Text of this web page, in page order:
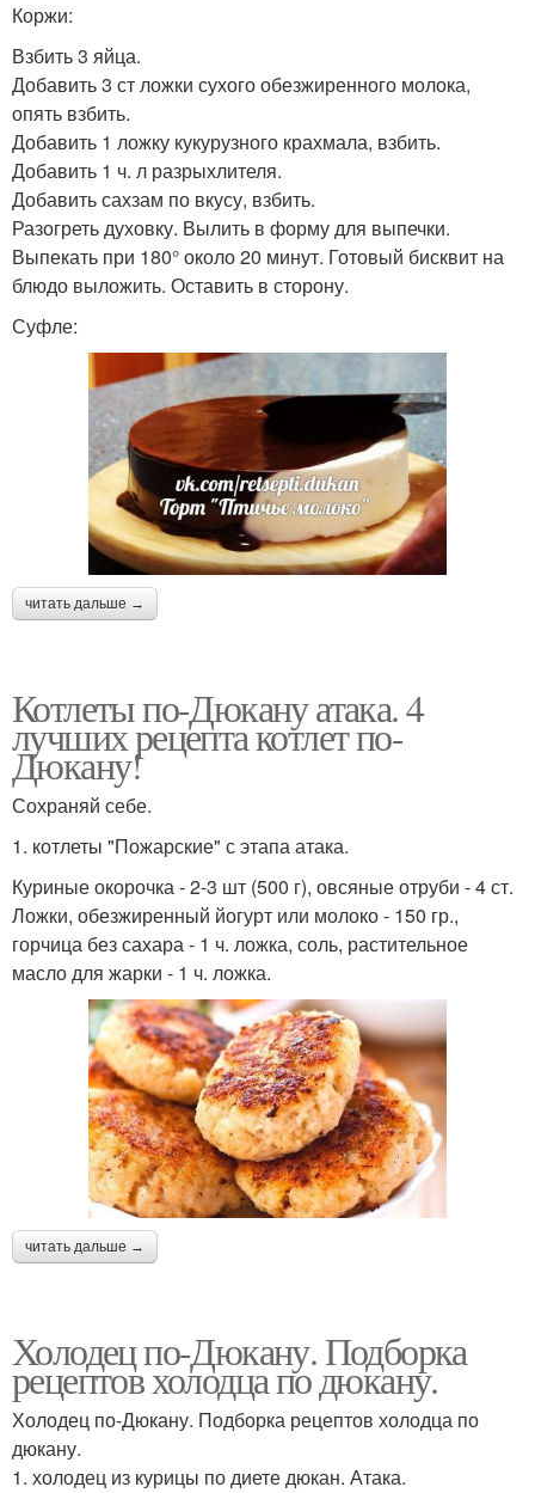
Коржи:
Взбить 3 яйца.
Добавить 3 ст ложки сухого обезжиренного молока,
опять взбить.
Добавить 1 ложку кукурузного крахмала, взбить.
Добавить 1 ч. л разрыхлителя.
Добавить сахзам по вкусу, взбить.
Разогреть духовку. Вылить в форму для выпечки.
Выпекать при 180° около 20 минут. Готовый бисквит на
блюдо выложить. Оставить в сторону.
Суфле:
читать дальше →
Котлеты по-Дюкану атака. 4
лучших рецепта котлет по-
Дюкану!
Сохраняй себе.
1. котлеты "Пожарские" с этапа атака.
Куриные окорочка - 2-3 шт (500 г), овсяные отруби - 4 ст.
Ложки, обезжиренный йогурт или молоко - 150 гр.,
горчица без сахара - 1 ч. ложка, соль, растительное
масло для жарки - 1 ч. ложка.
читать дальше →
Холодец по-Дюкану. Подборка
рецептов холодца по дюкану.
Холодец по-Дюкану. Подборка рецептов холодца по
дюкану.
1. холодец из курицы по диете дюкан. Атака.